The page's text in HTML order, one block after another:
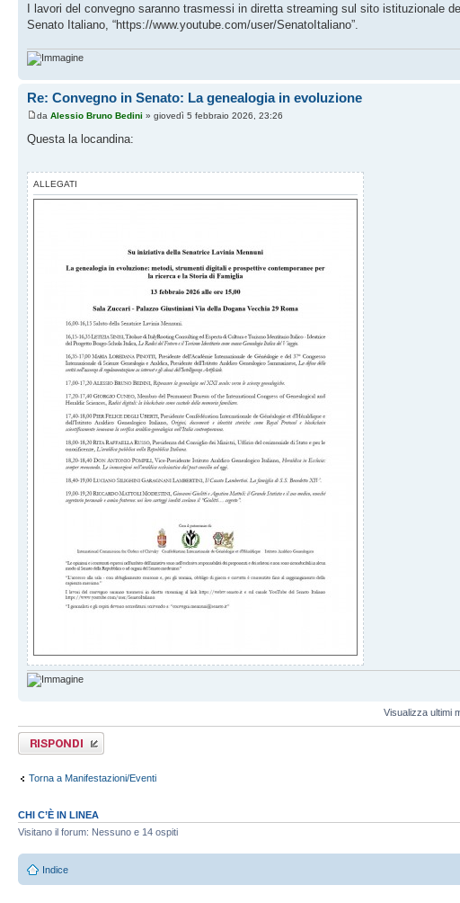
I lavori del convegno saranno trasmessi in diretta streaming sul sito istituzionale
Senato Italiano, “https://www.youtube.com/user/SenatoItaliano”.
Re: Convegno in Senato: La genealogia in evoluzione
da Alessio Bruno Bedini » giovedì 5 febbraio 2026, 23:26
Questa la locandina:
ALLEGATI
Visualizza ultimi
Rispondi al
messaggio
Torna a Manifestazioni/Eventi
CHI C’È IN LINEA
Visitano il forum: Nessuno e 14 ospiti
Indice